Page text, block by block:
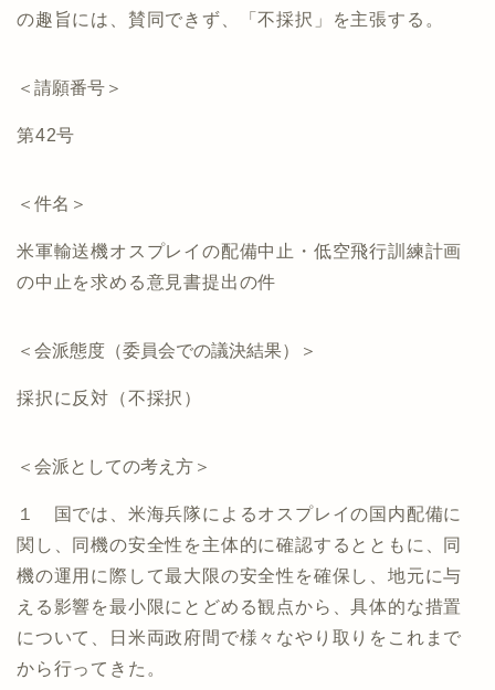
の趣旨には、賛同できず、「不採択」を主張する。
＜請願番号＞
第42号
＜件名＞
米軍輸送機オスプレイの配備中止・低空飛行訓練計画
の中止を求める意見書提出の件
＜会派態度（委員会での議決結果）＞
採択に反対（不採択）
＜会派としての考え方＞
１ 国では、米海兵隊によるオスプレイの国内配備に
関し、同機の安全性を主体的に確認するとともに、同
機の運用に際して最大限の安全性を確保し、地元に与
える影響を最小限にとどめる観点から、具体的な措置
について、日米両政府間で様々なやり取りをこれまで
から行ってきた。